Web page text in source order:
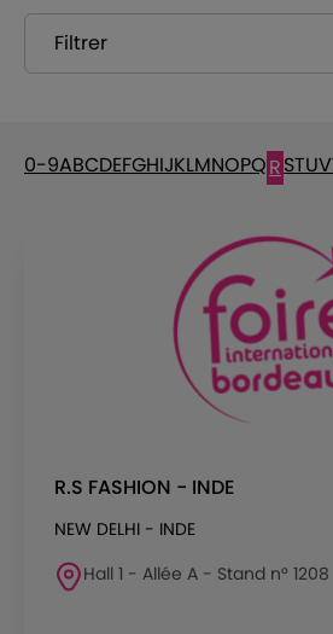
Filtrer
0-9ABCDEFGHIJKLMNOPQRSTUV
R.S FASHION - INDE
NEW DELHI - INDE
Hall 1 - Allée A - Stand n° 1208